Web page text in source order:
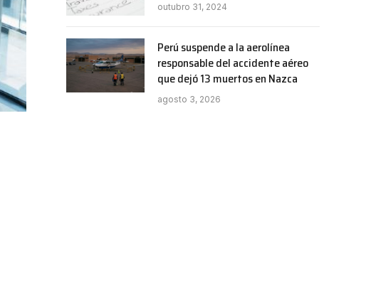
outubro 31, 2024
Perú suspende a la aerolínea
responsable del accidente aéreo
que dejó 13 muertos en Nazca
agosto 3, 2026